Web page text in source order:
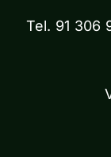
Tel. 91